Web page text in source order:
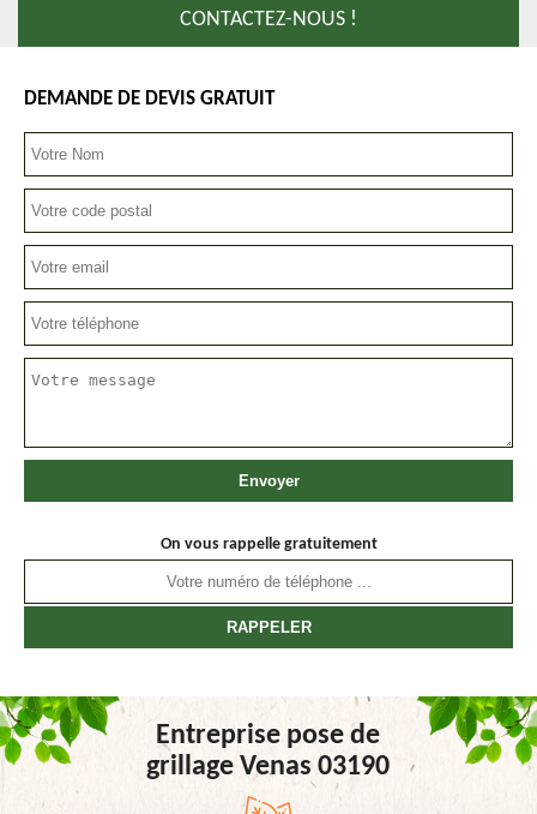
CONTACTEZ-NOUS !
DEMANDE DE DEVIS GRATUIT
On vous rappelle gratuitement
Entreprise pose de
grillage Venas 03190